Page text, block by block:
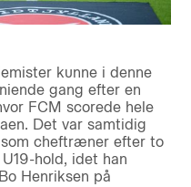
kunne i denne
gang efter en
FCM scorede hele
Det var samtidig
cheftræner efter to
hold, idet han
Henriksen på